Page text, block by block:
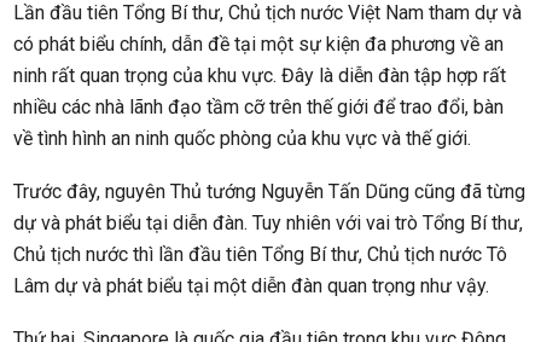
Lần đầu tiên Tổng Bí thư, Chủ tịch nước Việt Nam tham dự và
có phát biểu chính, dẫn đề tại một sự kiện đa phương về an
ninh rất quan trọng của khu vực. Đây là diễn đàn tập hợp rất
nhiều các nhà lãnh đạo tầm cỡ trên thế giới để trao đổi, bàn
về tình hình an ninh quốc phòng của khu vực và thế giới.
Trước đây, nguyên Thủ tướng Nguyễn Tấn Dũng cũng đã từng
dự và phát biểu tại diễn đàn. Tuy nhiên với vai trò Tổng Bí thư,
Chủ tịch nước thì lần đầu tiên Tổng Bí thư, Chủ tịch nước Tô
Lâm dự và phát biểu tại một diễn đàn quan trọng như vậy.